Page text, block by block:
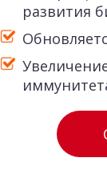
развития